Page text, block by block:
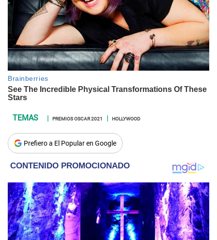
PREMIOS OSCAR 2021 HOLLYWOOD
Prefiero a El Popular en Google